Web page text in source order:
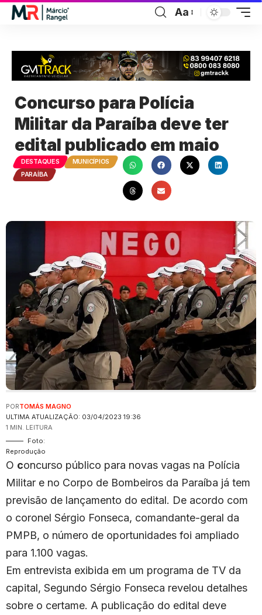
Aa
Concurso para Polícia
Militar da Paraíba deve ter
edital publicado em maio
DESTAQUES
MUNICÍPIOS
PARAÍBA
ULTIMA ATUALIZAÇÃO: 03/04/2023 19:36
PORTOMÁS MAGNO
1 MIN. LEITURA
Foto:
Reprodução
O concurso público para novas vagas na Polícia
Militar e no Corpo de Bombeiros da Paraíba já tem
previsão de lançamento do edital. De acordo com
o coronel Sérgio Fonseca, comandante-geral da
PMPB, o número de oportunidades foi ampliado
para 1.100 vagas.
Em entrevista exibida em um programa de TV da
capital, Segundo Sérgio Fonseca revelou detalhes
sobre o certame. A publicação do edital deve